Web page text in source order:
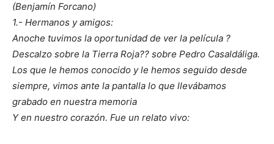
(Benjamín Forcano)
1.- Hermanos y amigos:
Anoche tuvimos la oportunidad de ver la película ?
Descalzo sobre la Tierra Roja?? sobre Pedro Casaldáliga.
Los que le hemos conocido y le hemos seguido desde
siempre, vimos ante la pantalla lo que llevábamos
grabado en nuestra memoria
Y en nuestro corazón. Fue un relato vivo: